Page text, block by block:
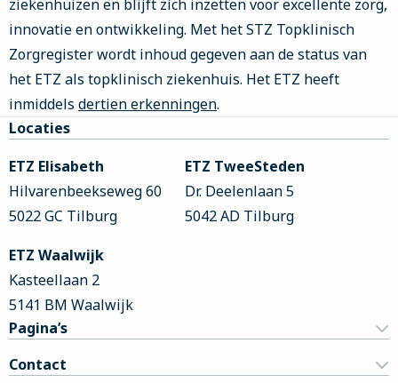
ziekenhuizen en blijft zich inzetten voor excellente zorg,
innovatie en ontwikkeling. Met het STZ Topklinisch
Zorgregister wordt inhoud gegeven aan de status van
het ETZ als topklinisch ziekenhuis. Het ETZ heeft
inmiddels dertien erkenningen.
Site
footer
Locaties
ETZ Elisabeth
Hilvarenbeekseweg 60
5022 GC Tilburg
ETZ TweeSteden
Dr. Deelenlaan 5
5042 AD Tilburg
ETZ Waalwijk
Kasteellaan 2
5141 BM Waalwijk
Pagina’s
Contact